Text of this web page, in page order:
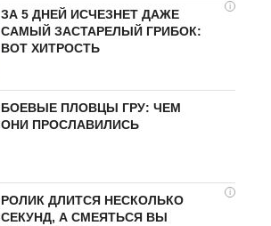
i
ЗА 5 ДНЕЙ ИСЧЕЗНЕТ ДАЖЕ
САМЫЙ ЗАСТАРЕЛЫЙ ГРИБОК:
ВОТ ХИТРОСТЬ
БОЕВЫЕ ПЛОВЦЫ ГРУ: ЧЕМ
ОНИ ПРОСЛАВИЛИСЬ
i
РОЛИК ДЛИТСЯ НЕСКОЛЬКО
СЕКУНД, А СМЕЯТЬСЯ ВЫ